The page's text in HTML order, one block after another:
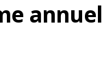
annuel